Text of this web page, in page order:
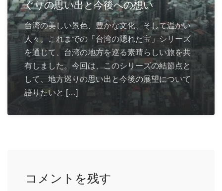
ぐりの思い出と今後への想い
台湾の美しい景色、豊かな文化、そして温かい
人々。これまでの「台湾の隠れた宝」シリーズ
を通じて、台湾の地方を巡る素晴らしい旅を共
有しました。今回は、このシリーズの結節点と
して、地方巡りの思い出と今後の展望について
語りたいと […]
コメントを残す